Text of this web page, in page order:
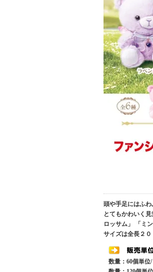
頭や手足にはふ
とてもかわいく
ロッサム」 「ミ
サイズは全長２
数量：60個単位/